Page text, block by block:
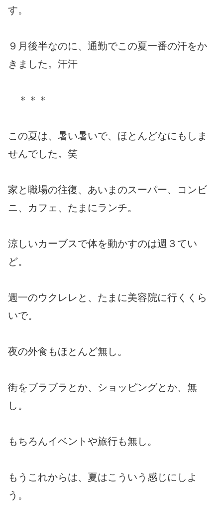
す。
９月後半なのに、通勤でこの夏一番の汗をか
きました。汗汗
＊＊＊
この夏は、暑い暑いで、ほとんどなにもしま
せんでした。笑
家と職場の往復、あいまのスーパー、コンビ
ニ、カフェ、たまにランチ。
涼しいカーブスで体を動かすのは週３てい
ど。
週一のウクレレと、たまに美容院に行くくら
いで。
夜の外食もほとんど無し。
街をブラブラとか、ショッピングとか、無
し。
もちろんイベントや旅行も無し。
もうこれからは、夏はこういう感じにしよ
う。